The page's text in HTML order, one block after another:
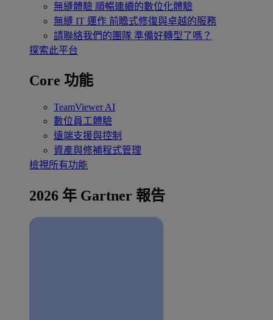
無縫體驗 順暢連續的數位化體驗
無縫 IT 運作 前瞻式修復與卓越的服務
請聯絡我們的團隊 準備好轉型了嗎？
探索此平台
Core 功能
TeamViewer AI
數位員工體驗
遠端支援與控制
資產與修補程式管理
檢視所有功能
2026 年 Gartner 報告